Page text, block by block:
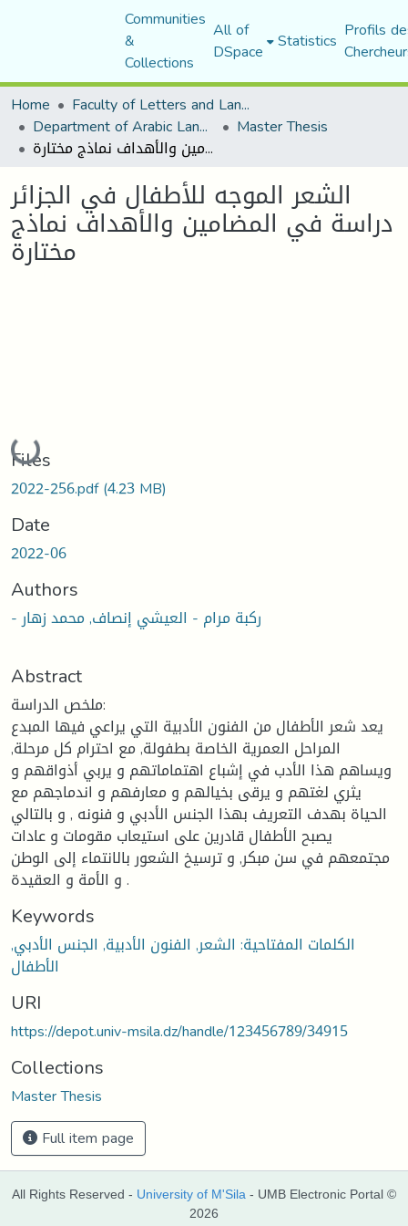
Communities
&
Collections
All of
DSpace Statistics Profils
Home
Faculty of Letters and Languages
Department of Arabic Language and Literature Master Thesis
الشعر الموجه للأطفال في الجزائر دراسة في المضامين والأهداف نماذج مختارة
الشعر الموجه للأطفال في الجزائر
دراسة في المضامين والأهداف نماذج
مختارة
Loading...
Files
2022-256.pdf(4.23 MB)
Date
2022-06
Authors
- ركبة مرام - العيشي إنصاف, محمد زهار
Abstract
ملخص الدراسة:
يعد شعر الأطفال من الفنون الأدبية التي يراعي فيها المبدع
المراحل العمرية الخاصة بطفولة, مع احترام كل مرحلة,
ويساهم هذا الأدب في إشباع اهتماماتهم و يربي أذواقهم و
يثري لغتهم و يرقى بخيالهم و معارفهم و اندماجهم مع
الحياة بهدف التعريف بهذا الجنس الأدبي و فنونه , و بالتالي
يصبح الأطفال قادرين على استيعاب مقومات و عادات
مجتمعهم في سن مبكر, و ترسيخ الشعور بالانتماء إلى الوطن
و الأمة و العقيدة .
Keywords
الكلمات المفتاحية: الشعر, الفنون الأدبية, الجنس الأدبي,
الأطفال
URI
https://depot.univ-msila.dz/handle/123456789/34915
Collections
Master Thesis
Full item page
All Rights Reserved - University of M'Sila - UMB Electronic Portal ©
2026